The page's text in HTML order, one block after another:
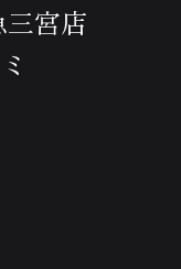
宮店